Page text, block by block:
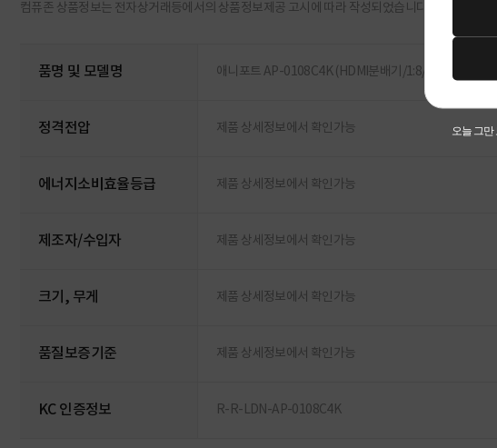
오늘 그만
컴퓨존 상품정보는 전자상거래등에서의 상품정보제공 고시에 따라 작성되었습니다.
품명 및 모델명 애니포트 AP-0108C4K (HDMI분배기/1:8/4K/오디오지원)
정격전압 제품 상세정보에서 확인가능
에너지소비효율등급 제품 상세정보에서 확인가능
제조자/수입자 제품 상세정보에서 확인가능
크기, 무게 제품 상세정보에서 확인가능
품질보증기준 제품 상세정보에서 확인가능
KC 인증정보 R-R-LDN-AP-0108C4K